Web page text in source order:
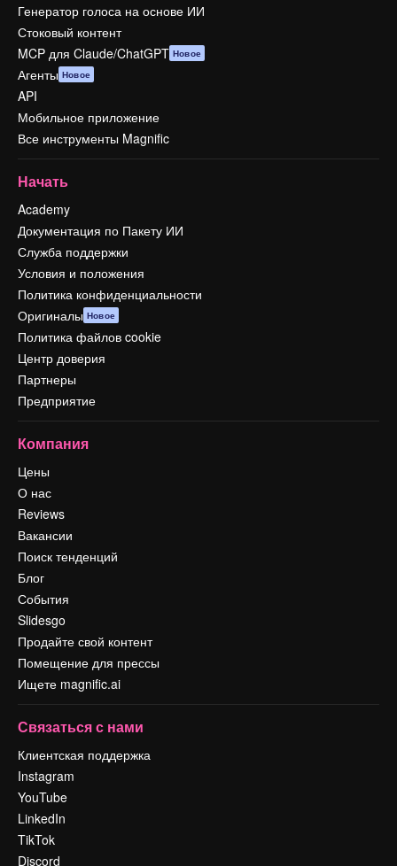
Генератор голоса на основе ИИ
Стоковый контент
MCP для Claude/ChatGPT Новое
Агенты Новое
API
Мобильное приложение
Все инструменты Magnific
Начать
Academy
Документация по Пакету ИИ
Служба поддержки
Условия и положения
Политика конфиденциальности
Оригиналы Новое
Политика файлов cookie
Центр доверия
Партнеры
Предприятие
Компания
Цены
О нас
Reviews
Вакансии
Поиск тенденций
Блог
События
Slidesgo
Продайте свой контент
Помещение для прессы
Ищете magnific.ai
Связаться с нами
Клиентская поддержка
Instagram
YouTube
LinkedIn
TikTok
Discord